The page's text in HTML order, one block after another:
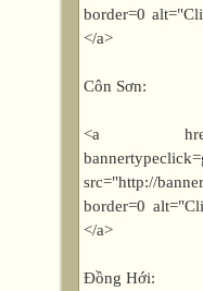
border=0
</a>
Côn Sơn:
<a
src="http://
border=0
</a>
Đồng Hới: